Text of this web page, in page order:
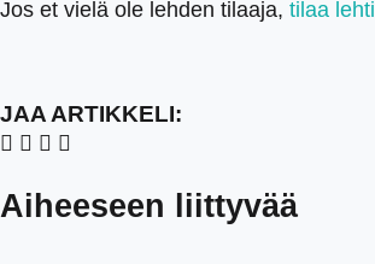
Jos et vielä ole lehden tilaaja, tilaa lehti
JAA ARTIKKELI:
Aiheeseen liittyvää